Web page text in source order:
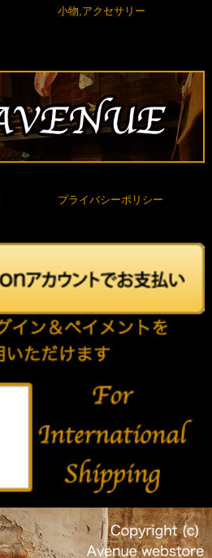
小物,アクセサリー
プライバシーポリシー